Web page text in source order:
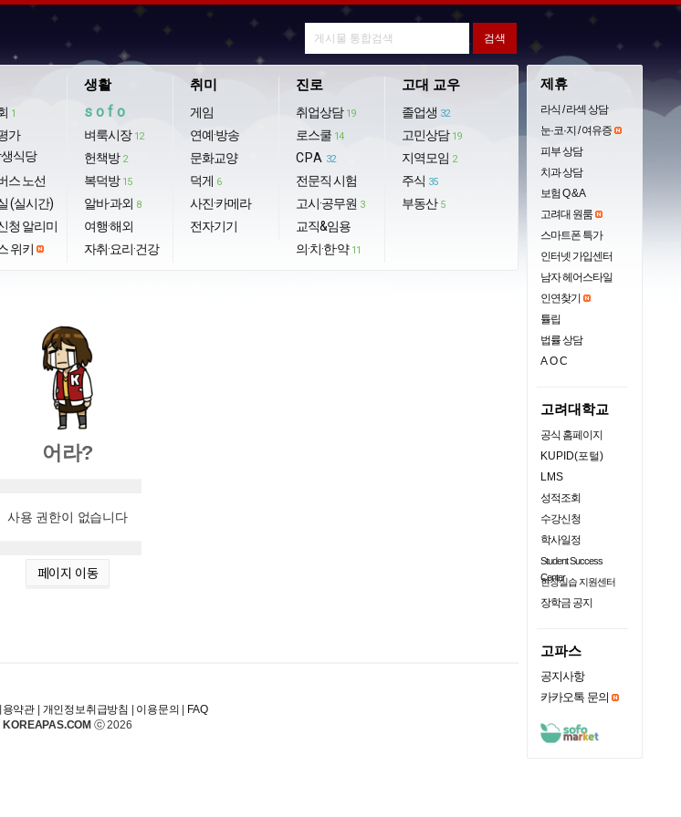
1
가
식당
스 노선
(실시간)
청 알리미
위키
생활
sofo
벼룩시장 12
헌책방 2
복덕방 15
알바·과외 8
여행·해외
자취·요리·건강
취미
게임
연예·방송
문화교양
덕게 6
사진·카메라
전자기기
진로
취업상담 19
로스쿨 14
CPA 32
전문직 시험
고시·공무원 3
교직&임용
의·치·한·약 11
고대 교우
졸업생 32
고민상담 19
지역모임 2
주식 35
부동산 5
어라?
사용 권한이 없습니다
페이지 이동
제휴
라식 / 라섹 상담
눈·코·지 / 여유증
피부 상담
치과 상담
보험 Q & A
고려대 원룸
스마트폰 특가
인터넷 가입센터
남자 헤어스타일
인연찾기
튤립
법률 상담
AOC
고려대학교
공식 홈페이지
KUPID(포털)
LMS
성적조회
수강신청
학사일정
Student Success
Center
현장실습 지원센터
장학금 공지
고파스
공지사항
카카오톡 문의
용약관 개인정보취급방침 이용문의
FAQ
KOREAPAS.COM ⓒ 2026